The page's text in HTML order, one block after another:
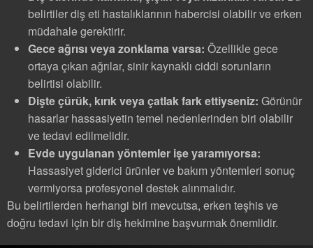
belirtiler diş eti hastalıklarının habercisi olabilir ve erken
müdahale gerektirir.
Gece ağrısı veya zonklama varsa: Özellikle gece
ortaya çıkan ağrılar, sinir kaynaklı ciddi sorunların
belirtisi olabilir.
Dişte çürük, kırık veya çatlak fark ettiyseniz: Görünür
hasarlar hassasiyetin temel nedenlerinden biri olabilir
ve tedavi edilmelidir.
Evde uygulanan yöntemler işe yaramıyorsa:
Hassasiyet giderici ürünler ve bakım yöntemleri sonuç
vermiyorsa profesyonel destek alınmalıdır.
Bu belirtilerden herhangi biri mevcutsa, erken teşhis ve
doğru tedavi için bir diş hekimine başvurmak önemlidir.